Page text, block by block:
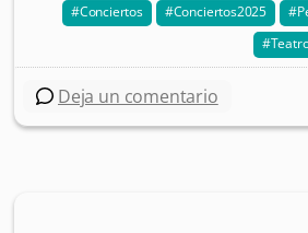
Conciertos Conciertos2025
Deja un comentario